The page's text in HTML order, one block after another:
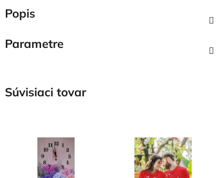
Popis
Parametre
Súvisiaci tovar